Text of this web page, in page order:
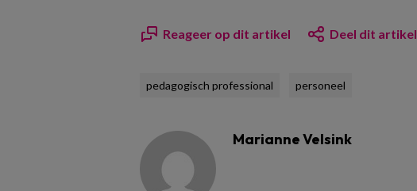
Reageer op dit artikel Deel dit artikel
pedagogisch professional personeel
Marianne Velsink